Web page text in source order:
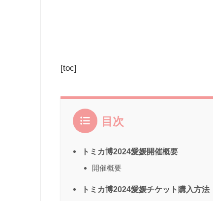
[toc]
目次
トミカ博2024愛媛開催概要
開催概要
トミカ博2024愛媛チケット購入方法